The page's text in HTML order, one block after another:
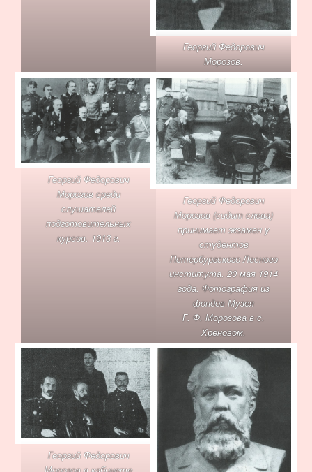
Георгий Федорович
Морозов.
Георгий Федорович
Морозов среди
слушателей
подготовительных
курсов. 1913 г.
Георгий Федорович
Морозов (сидит слева)
принимает экзамен у
студентов
Петербургского Лесного
института. 20 мая 1914
года. Фотография из
фондов Музея
Г. Ф. Морозова в с.
Хреновом.
Георгий Федорович